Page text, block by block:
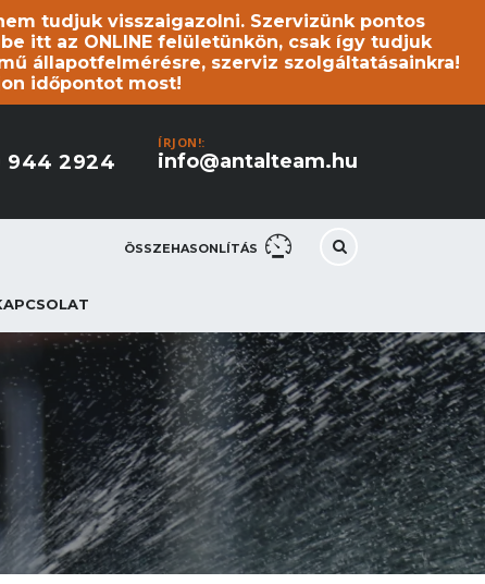
tudjuk visszaigazolni. Szervizünk pontos
itt az ONLINE felületünkön, csak így tudjuk
állapotfelmérésre, szerviz szolgáltatásainkra!
időpontot most!
ÍRJON!:
info@antalteam.hu
944 2924
ÖSSZEHASONLÍTÁS